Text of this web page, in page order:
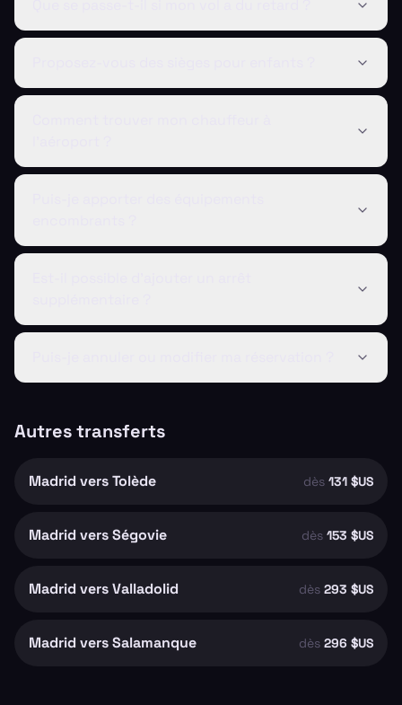
Autres transferts
Madrid vers Tolède dès 131 $US
Madrid vers Ségovie dès 153 $US
Madrid vers Valladolid dès 293 $US
Madrid vers Salamanque dès 296 $US